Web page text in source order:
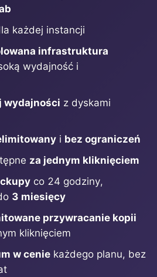
każdej instancji
infrastruktura
wydajność i
wydajności z dyskami
i bez ograniczeń
za jednym kliknięciem
co 24 godziny,
3 miesięcy
przywracanie kopii
kliknięciem
w cenie każdego planu, bez